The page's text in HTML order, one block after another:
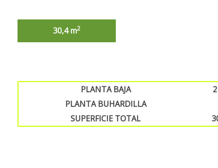
30,4 m2
PLANTA BAJA
PLANTA BUHARDILLA
SUPERFICIE TOTAL